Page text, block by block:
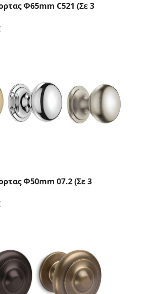
Φ65mm C521 (Σε 3
Price
23,80€
Φ50mm 07.2 (Σε 3
Price
37,90€